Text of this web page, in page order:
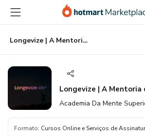
para
conteúdo
principal
para
pagamento
para
rodapé
Longevize | A Mentoria da Vida
Longevize | A Mentoria
Academia Da Mente
Formato: Cursos Online e Serviços de